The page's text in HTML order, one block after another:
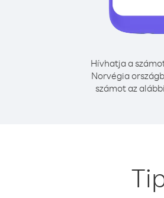
Hívhatja a
Norvégia
számot az